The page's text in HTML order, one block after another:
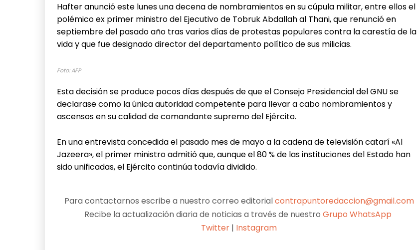
Hafter anunció este lunes una decena de nombramientos en su cúpula militar, entre ellos el
polémico ex primer ministro del Ejecutivo de Tobruk Abdallah al Thani, que renunció en
septiembre del pasado año tras varios días de protestas populares contra la carestía de la
vida y que fue designado director del departamento político de sus milicias.
Foto: AFP
Esta decisión se produce pocos días después de que el Consejo Presidencial del GNU se
declarase como la única autoridad competente para llevar a cabo nombramientos y
ascensos en su calidad de comandante supremo del Ejército.
En una entrevista concedida el pasado mes de mayo a la cadena de televisión catarí «Al
Jazeera», el primer ministro admitió que, aunque el 80 % de las instituciones del Estado han
sido unificadas, el Ejército continúa todavía dividido.
Para contactarnos escribe a nuestro correo editorialcontrapuntoredaccion@gmail.com
Recibe la actualización diaria de noticias a través de nuestroGrupo WhatsApp
Twitter | Instagram